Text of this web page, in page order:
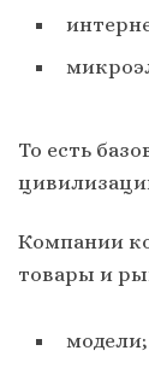
То есть
Компании
товары и
модели;